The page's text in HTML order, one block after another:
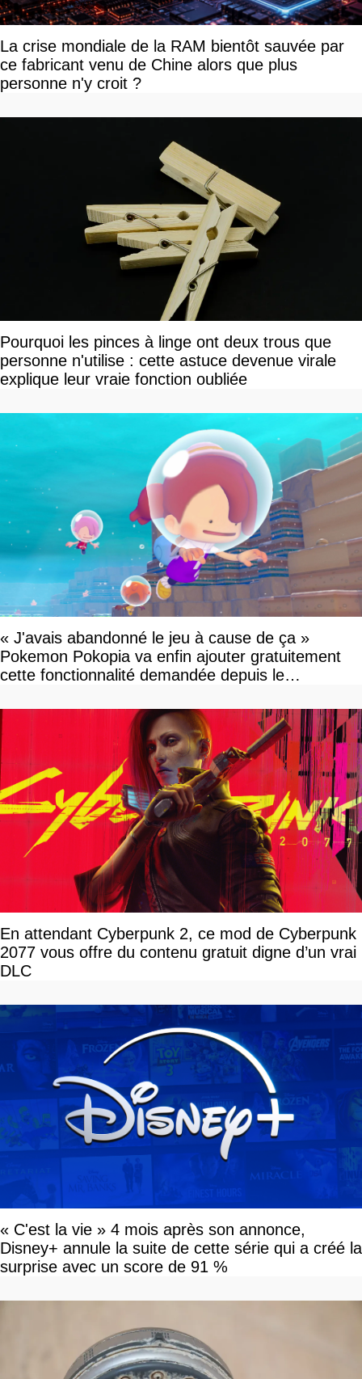
La crise mondiale de la RAM bientôt sauvée par
ce fabricant venu de Chine alors que plus
personne n'y croit ?
Pourquoi les pinces à linge ont deux trous que
personne n'utilise : cette astuce devenue virale
explique leur vraie fonction oubliée
« J'avais abandonné le jeu à cause de ça »
Pokemon Pokopia va enfin ajouter gratuitement
cette fonctionnalité demandée depuis le
En attendant Cyberpunk 2, ce mod de Cyberpunk
2077 vous offre du contenu gratuit digne d’un vrai
DLC
« C'est la vie » 4 mois après son annonce,
Disney+ annule la suite de cette série qui a créé la
surprise avec un score de 91 %